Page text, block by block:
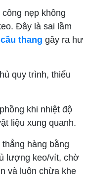
nẹp không
Đây là sai lầm
thang gây ra hư
quy trình, thiếu
khi nhiệt độ
liệu xung quanh.
hàng bằng
lượng keo/vít, chờ
và luôn chừa khe